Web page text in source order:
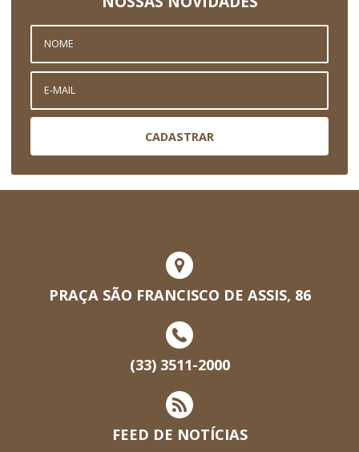
CADASTRAR
PRAÇA SÃO FRANCISCO DE ASSIS, 86
(33) 3511-2000
FEED DE NOTÍCIAS